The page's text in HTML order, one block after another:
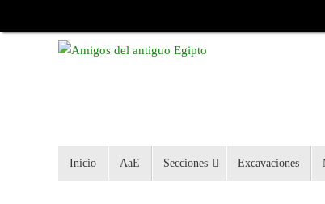
Inicio AaE Secciones Excavaciones